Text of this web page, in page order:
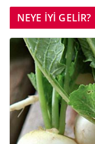
NEYE İYİ GELİR?